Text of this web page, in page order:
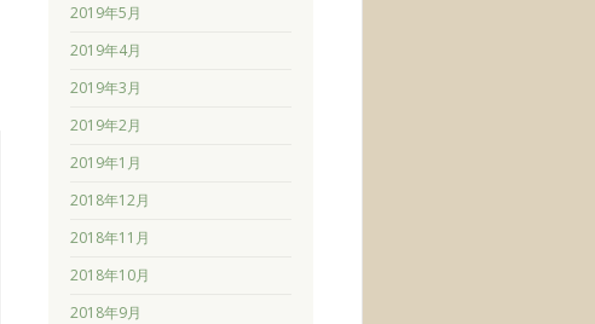
2019年5月
2019年4月
2019年3月
2019年2月
2019年1月
2018年12月
2018年11月
2018年10月
2018年9月